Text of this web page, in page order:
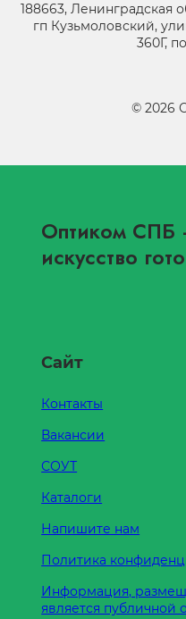
188663, Ленинградская
гп Кузьмоловский,
360Г,
© 2026
Оптиком СПБ
искусство
Сайт
Контакты
Вакансии
СОУТ
Каталоги
Напишите нам
Политика
Информация,
является публичной